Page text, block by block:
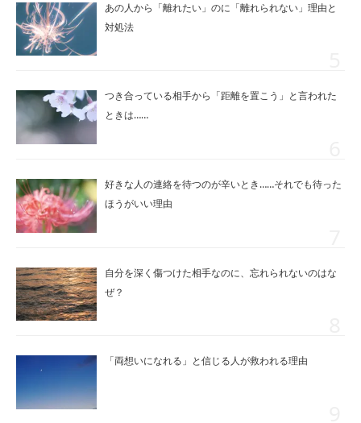
あの人から「離れたい」のに「離れられない」理由と
対処法
つき合っている相手から「距離を置こう」と言われた
ときは……
好きな人の連絡を待つのが辛いとき……それでも待った
ほうがいい理由
自分を深く傷つけた相手なのに、忘れられないのはな
ぜ？
「両想いになれる」と信じる人が救われる理由